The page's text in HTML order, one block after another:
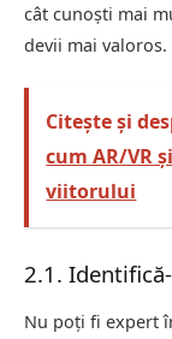
cât cunoști mai
devii mai valoros.
Citește și
cum AR/VR
viitorului
2.1.
Nu poți fi expert